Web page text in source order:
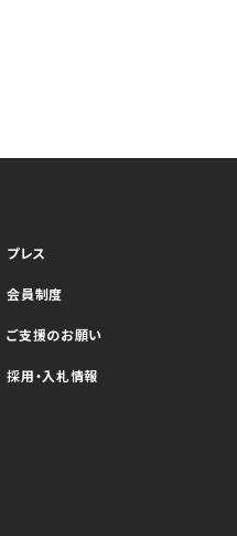
プレス
会員制度
ご支援のお願い
採用・入札情報